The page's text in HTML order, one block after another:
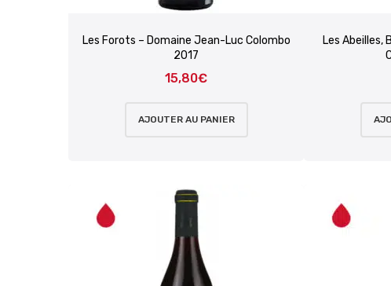
Les Forots – Domaine Jean-Luc Colombo
2017
15,80€
AJOUTER AU PANIER
Les Abeilles,